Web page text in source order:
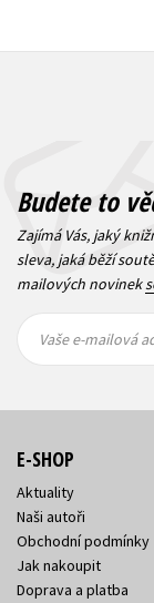
Budete to
Zajímá Vás, jaký
sleva, jaká běží
mailových novinek
mailová
mailová
Vaše e-mailová
E-SHOP
Aktuality
Naši autoři
Obchodní podmínky
Jak nakoupit
Doprava a platba